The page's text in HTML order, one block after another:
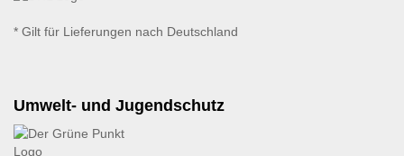
* Gilt für Lieferungen nach Deutschland
Umwelt- und Jugendschutz